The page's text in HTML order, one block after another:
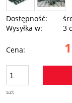
Dostępność:
Wysyłka w:
3
Cena:
szt